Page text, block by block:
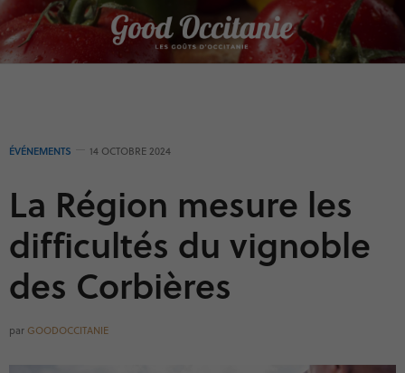
ÉVÉNEMENTS 14 OCTOBRE 2024
La Région mesure les
difficultés du vignoble
des Corbières
par GOODOCCITANIE
Panneau de gestion des cookies